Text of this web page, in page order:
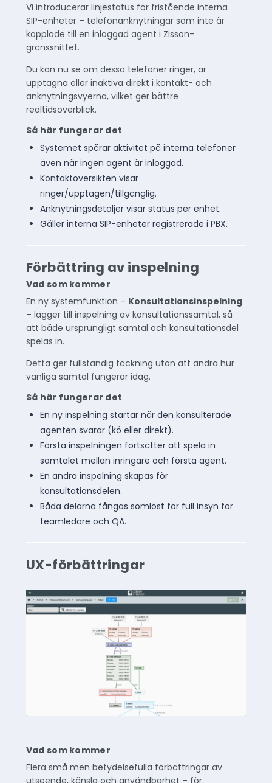
Vi introducerar linjestatus för fristående interna
SIP-enheter – telefonanknytningar som inte är
kopplade till en inloggad agent i Zisson-
gränssnittet.
Du kan nu se om dessa telefoner ringer, är
upptagna eller inaktiva direkt i kontakt- och
anknytningsvyerna, vilket ger bättre
realtidsöverblick.
Så här fungerar det
Systemet spårar aktivitet på interna telefoner
även när ingen agent är inloggad.
Kontaktöversikten visar
ringer/upptagen/tillgänglig.
Anknytningsdetaljer visar status per enhet.
Gäller interna SIP-enheter registrerade i PBX.
Förbättring av inspelning
Vad som kommer
En ny systemfunktion – Konsultationsinspelning
– lägger till inspelning av konsultationssamtal, så
att både ursprungligt samtal och konsultationsdel
spelas in.
Detta ger fullständig täckning utan att ändra hur
vanliga samtal fungerar idag.
Så här fungerar det
En ny inspelning startar när den konsulterade
agenten svarar (kö eller direkt).
Första inspelningen fortsätter att spela in
samtalet mellan inringare och första agent.
En andra inspelning skapas för
konsultationsdelen.
Båda delarna fångas sömlöst för full insyn för
teamledare och QA.
UX-förbättringar
Vad som kommer
Flera små men betydelsefulla förbättringar av